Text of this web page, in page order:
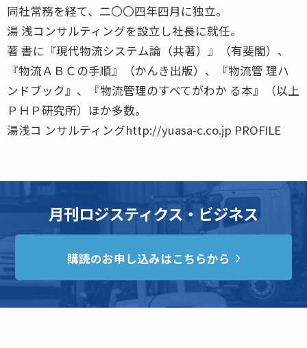
同社常務を経て、二〇〇四年四月に独立。
湯 浅コンサルティングを設立し社長に就任。
著 書に『現代物流システム論（共著）』（有斐閣）、
『物流ＡＢＣの手順』（かんき出版）、『物流管 理ハ
ンドブック』、『物流管理のすべてがわか る本』（以上
ＰＨＰ研究所）ほか多数。
湯浅コ ンサルティングhttp://yuasa-c.co.jp PROFILE
月刊ロジスティクス・ビジネス
購読のお申し込みはこちらから